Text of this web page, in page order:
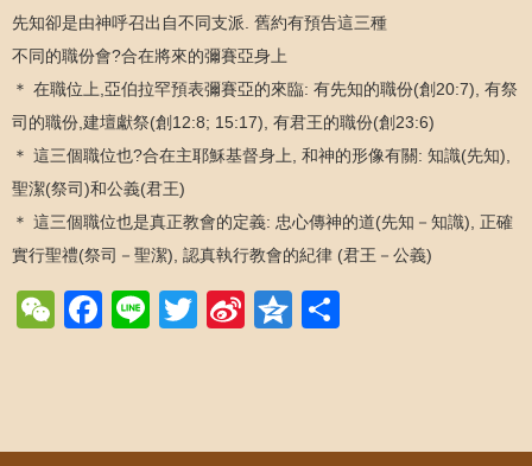
先知卻是由神呼召出自不同支派. 舊約有預告這三種
不同的職份會?合在將來的彌賽亞身上
＊ 在職位上,亞伯拉罕預表彌賽亞的來臨: 有先知的職份(創20:7), 有祭
司的職份,建壇獻祭(創12:8; 15:17), 有君王的職份(創23:6)
＊ 這三個職位也?合在主耶穌基督身上, 和神的形像有關: 知識(先知),
聖潔(祭司)和公義(君王)
＊ 這三個職位也是真正教會的定義: 忠心傳神的道(先知－知識), 正確
實行聖禮(祭司－聖潔), 認真執行教會的紀律 (君王－公義)
WeChat
Facebook
LineTwitter
SinaQzone
Post navigation